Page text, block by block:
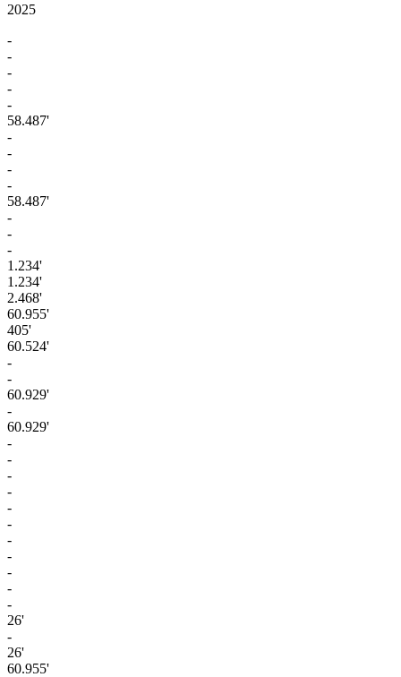
2025
-
-
-
-
-
58.487'
-
-
-
-
58.487'
-
-
-
1.234'
1.234'
2.468'
60.955'
405'
60.524'
-
-
60.929'
-
60.929'
-
-
-
-
-
-
-
-
-
-
-
26'
-
26'
60.955'